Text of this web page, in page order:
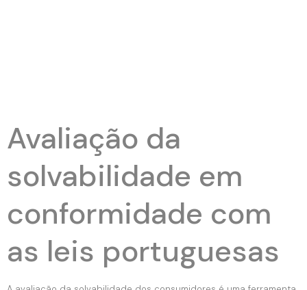
Avaliação da
solvabilidade em
conformidade com
as leis portuguesas